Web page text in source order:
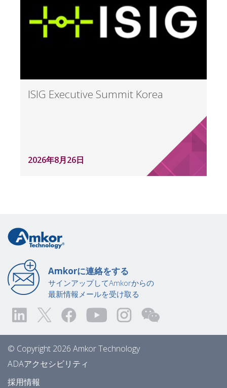
ISIG Executive Summit Korea
2026年8月26日
Amkorに連絡をする
サインアップしてAmkorからの
最新情報メールを受け取る
© Copyright 2026 Amkor Technology
ADAアクセシビリティ
採用情報